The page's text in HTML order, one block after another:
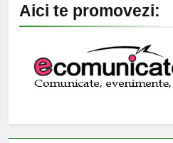
Aici te promovezi: